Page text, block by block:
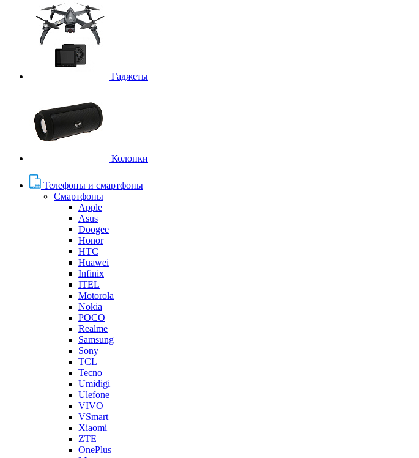
Гаджеты
Колонки
Телефоны и смартфоны
Смартфоны
Apple
Asus
Doogee
Honor
HTC
Huawei
Infinix
ITEL
Motorola
Nokia
POCO
Realme
Samsung
Sony
TCL
Tecno
Umidigi
Ulefone
VIVO
VSmart
Xiaomi
ZTE
OnePlus